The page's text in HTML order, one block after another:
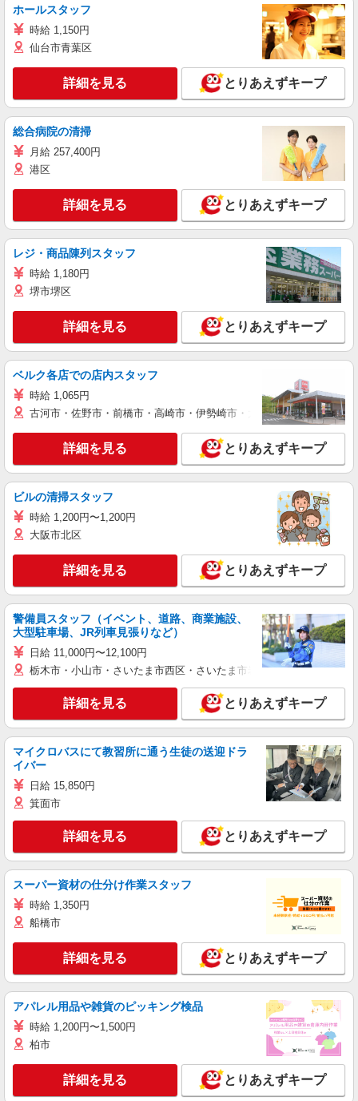
ホールスタッフ
時給 1,150円
仙台市青葉区
詳細を見る とりあえずキープ
総合病院の清掃
月給 257,400円
港区
詳細を見る とりあえずキープ
レジ・商品陳列スタッフ
時給 1,180円
堺市堺区
詳細を見る とりあえずキープ
ベルク各店での店内スタッフ
時給 1,065円
古河市・佐野市・前橋市・高崎市・伊勢崎市・太田市・館林市・藤
詳細を見る とりあえずキープ
ビルの清掃スタッフ
時給 1,200円〜1,200円
大阪市北区
詳細を見る とりあえずキープ
警備員スタッフ（イベント、道路、商業施設、
大型駐車場、JR列車見張りなど）
日給 11,000円〜12,100円
栃木市・小山市・さいたま市西区・さいたま市岩槻区・久喜市・蓮田
詳細を見る とりあえずキープ
マイクロバスにて教習所に通う生徒の送迎ドラ
イバー
日給 15,850円
箕面市
詳細を見る とりあえずキープ
スーパー資材の仕分け作業スタッフ
時給 1,350円
船橋市
詳細を見る とりあえずキープ
アパレル用品や雑貨のピッキング検品
時給 1,200円〜1,500円
柏市
詳細を見る とりあえずキープ